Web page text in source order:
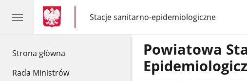
Strona główna
Rada Ministrów
gov.pl
gov.pl
Stacje sanitarno-epidemiologiczne
gov.pl
Stacje
sanitarno-
epidemiologiczne
Powiatowa